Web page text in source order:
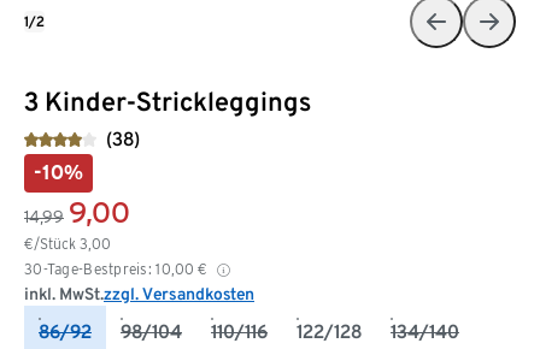
3 Kinder-Strickleggings
(38)
-10%
14,99 9,00
€/Stück 3,00
30-Tage-Bestpreis: 10,00 €
inkl. MwSt.zzgl. Versandkosten
86/92 98/104 110/116 122/128 134/140
1/2